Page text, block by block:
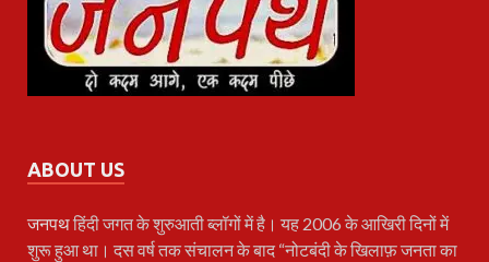
ABOUT US
जनपथहिंदी जगत के शुरुआती ब्लॉगों में है। यह 2006 के आखिरी दिनों में
शुरू हुआ था। दस वर्ष तक संचालन के बाद “नोटबंदी के खिलाफ़ जनता का